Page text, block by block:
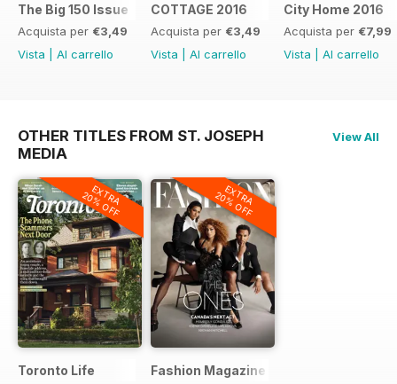
The Big 150 Issue
Acquista per €3,49
Vista
Al carrello
COTTAGE 2016
Acquista per €3,49
Vista
Al carrello
City Home 2016
Acquista per €7,99
Vista
Al carrello
OTHER TITLES FROM ST. JOSEPH
MEDIA
View All
EXTRA
20% OFF
Toronto Life
EXTRA
20% OFF
Fashion Magazine